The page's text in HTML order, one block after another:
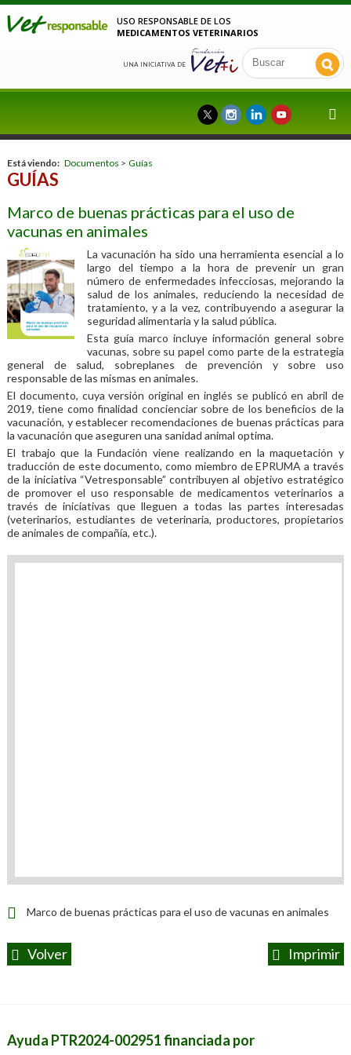
USO RESPONSABLE DE LOS
MEDICAMENTOS VETERINARIOS
UNA INICIATIVA DE
Está viendo: Documentos > Guías
GUÍAS
Marco de buenas prácticas para el uso de
vacunas en animales
La vacunación ha sido una herramienta esencial a lo
largo del tiempo a la hora de prevenir un gran
número de enfermedades infecciosas, mejorando la
salud de los animales, reduciendo la necesidad de
tratamiento, y a la vez, contribuyendo a asegurar la
seguridad alimentaria y la salud pública.
Esta guía marco incluye información general sobre
vacunas, sobre su papel como parte de la estrategia
general de salud, sobreplanes de prevención y sobre uso
responsable de las mismas en animales.
El documento, cuya versión original en inglés se publicó en abril de
2019, tiene como finalidad concienciar sobre de los beneficios de la
vacunación, y establecer recomendaciones de buenas prácticas para
la vacunación que aseguren una sanidad animal optima.
El trabajo que la Fundación viene realizando en la maquetación y
traducción de este documento, como miembro de EPRUMA a través
de la iniciativa “Vetresponsable” contribuyen al objetivo estratégico
de promover el uso responsable de medicamentos veterinarios a
través de iniciativas que lleguen a todas las partes interesadas
(veterinarios, estudiantes de veterinaria, productores, propietarios
de animales de compañía, etc.).
Marco de buenas prácticas para el uso de vacunas en animales
Volver Imprimir
Ayuda PTR2024-002951 financiada por